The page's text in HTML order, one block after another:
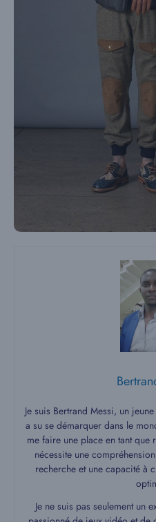
Je suis Bertrand Messi, un
a su se démarquer dans le
me faire une place en tant
nécessite une
recherche et une capacité à
Je ne suis pas seulement un